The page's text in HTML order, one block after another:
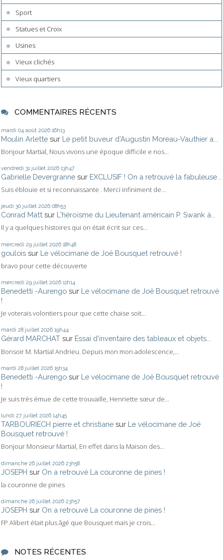
Sport
Statues et Croix
Usines
Vieux clichés
Vieux quartiers
COMMENTAIRES RÉCENTS
mardi 04 août 2026 16h13
Moulin Arlette sur Le petit buveur d'Augustin Moreau-Vauthier a...
Bonjour Martial, Nous vivons une époque difficile e nos...
vendredi 31 juillet 2026 13h47
Gabrielle Devergranne sur EXCLUSIF ! On a retrouvé la fabuleuse...
Suis éblouie et si reconnaissante . Merci infiniment de...
jeudi 30 juillet 2026 08h53
Conrad Matt sur L'héroïsme du Lieutenant américain P. Swank à...
Il y a quelques histoires qui on était écrit sur ces...
mercredi 29 juillet 2026 18h48
goulois sur Le vélocimane de Joë Bousquet retrouvé !
bravo pour cette découverte
mercredi 29 juillet 2026 11h14
Benedetti -Aurengo sur Le vélocimane de Joë Bousquet retrouvé
!
Je voterais volontiers pour que cette chaise soit...
mardi 28 juillet 2026 19h44
Gérard MARCHAT sur Essai d'inventaire des tableaux et objets...
Bonsoir M. Martial Andrieu. Depuis mon mon adolescence,...
mardi 28 juillet 2026 15h34
Benedetti -Aurengo sur Le vélocimane de Joë Bousquet retrouvé
!
Je suis très émue de cette trouvaille, Henriette sœur de...
lundi 27 juillet 2026 14h45
TARBOURIECH pierre et christiane sur Le vélocimane de Joë
Bousquet retrouvé !
Bonjour Monsieur Martial, En effet dans la Maison des...
dimanche 26 juillet 2026 23h58
JOSEPH sur On a retrouvé La couronne de pines !
la couronne de pines
dimanche 26 juillet 2026 23h57
JOSEPH sur On a retrouvé La couronne de pines !
FP Alibert était plus âgé que Bousquet mais je crois...
NOTES RÉCENTES